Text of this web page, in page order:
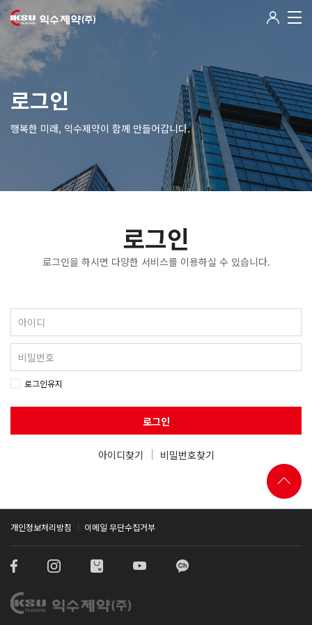
로그인
행복한 미래, 익수제약이 함께 만들어갑니다.
로그인
로그인을 하시면 다양한 서비스를 이용하실 수 있습니다.
로그인유지
로그인
아이디찾기 비밀번호찾기
개인정보처리방침 이메일 무단수집거부